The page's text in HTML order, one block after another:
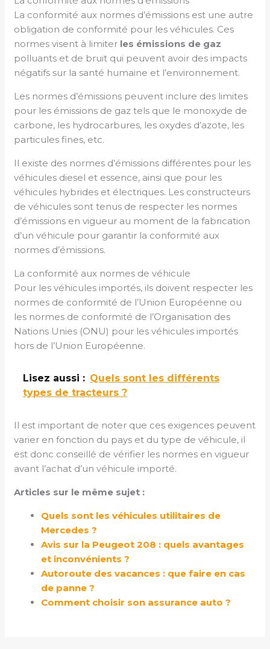
La conformité aux normes d’émissions est une autre
obligation de conformité pour les véhicules. Ces
normes visent à limiter les émissions de gaz
polluants et de bruit qui peuvent avoir des impacts
négatifs sur la santé humaine et l’environnement.
Les normes d’émissions peuvent inclure des limites
pour les émissions de gaz tels que le monoxyde de
carbone, les hydrocarbures, les oxydes d’azote, les
particules fines, etc.
Il existe des normes d’émissions différentes pour les
véhicules diesel et essence, ainsi que pour les
véhicules hybrides et électriques. Les constructeurs
de véhicules sont tenus de respecter les normes
d’émissions en vigueur au moment de la fabrication
d’un véhicule pour garantir la conformité aux
normes d’émissions.
La conformité aux normes de véhicule
Pour les véhicules importés, ils doivent respecter les
normes de conformité de l’Union Européenne ou
les normes de conformité de l’Organisation des
Nations Unies (ONU) pour les véhicules importés
hors de l’Union Européenne.
Lisez aussi : Quels sont les différents
types de tracteurs ?
Il est important de noter que ces exigences peuvent
varier en fonction du pays et du type de véhicule, il
est donc conseillé de vérifier les normes en vigueur
avant l’achat d’un véhicule importé.
Articles sur le même sujet :
Quels sont les véhicules utilitaires de
Mercedes ?
Avis sur la Peugeot 208 : quels avantages
et inconvénients ?
Autoroute des vacances : que faire en cas
de panne ?
Comment choisir son assurance auto ?